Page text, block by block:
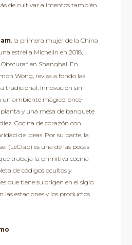
de cultivar alimentos también
, la primera mujer de la China
estrella Michelin en 2018,
en Shanghai. En
Wong, revisa a fondo las
tradicional. Innovación sin
un ambiente mágico: once
y una mesa de banquete
Cocina de corazón con
de ideas. Por su parte, la
(LeClab) es una de las pocas
trabaja la primitiva cocina
de códigos ocultos y
que tiene su origen en el siglo
las estaciones y los productos